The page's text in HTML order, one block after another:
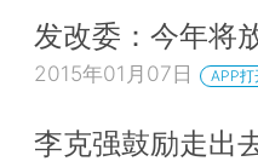
发改委：今年将
2015年01月07日 APP打
李克强鼓励走出